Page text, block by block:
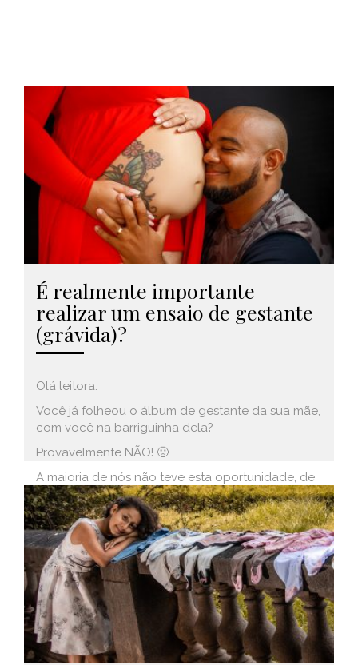
É realmente importante
realizar um ensaio de gestante
(grávida)?
Olá leitora.
Você já folheou o álbum de gestante da sua mãe,
com você na barriguinha dela?
Provavelmente NÃO! 🙁
A maioria de nós não teve esta oportunidade, de
vermos a gestação de nossas mães.
leia mais (+)